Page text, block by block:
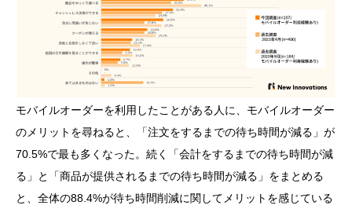
モバイルオーダーを利用したことがある人に、モバイルオーダー
のメリットを尋ねると、「注文をするまでの待ち時間が減る」が
70.5%で最も多くなった。続く「会計をするまでの待ち時間が減
る」と「商品が提供されるまでの待ち時間が減る」をまとめる
と、全体の88.4%が待ち時間削減に関してメリットを感じている